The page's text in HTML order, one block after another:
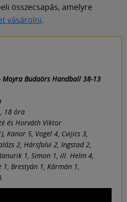
összecsapás, amelyre
vásárolni.
Moyra Budaörs Handball 38-13
18 óra
és Horváth Viktor
Kanor 5, Vogel 4, Cvijics 3,
2, Hársfalvi 2, Ingstad 2,
1, Simon 1, ill. Helm 4,
Brestyán 1, Kármán 1,